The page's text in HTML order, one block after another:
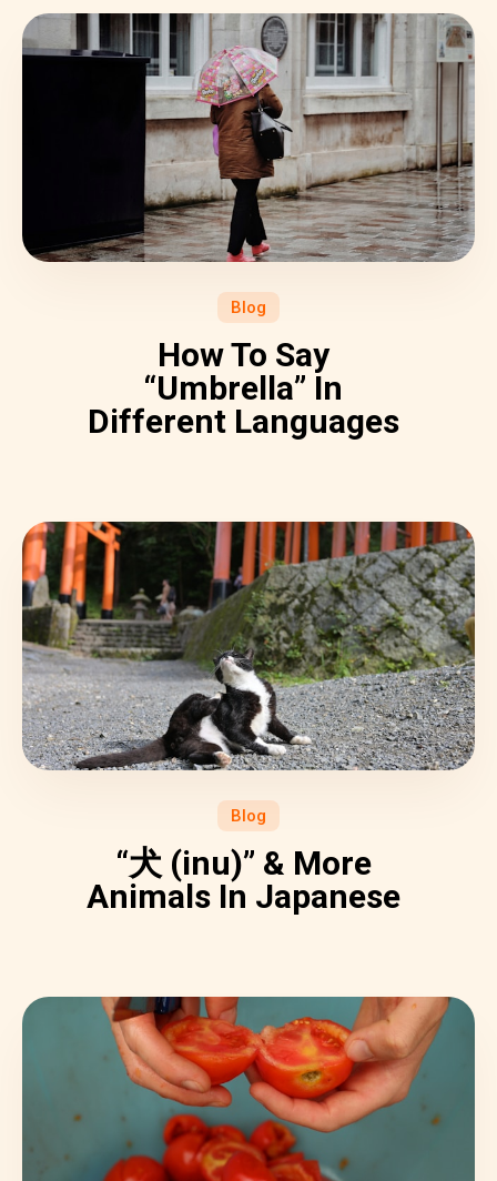
Blog
How To Say
“Umbrella” In
Different Languages
Blog
“犬 (inu)” & More
Animals In Japanese